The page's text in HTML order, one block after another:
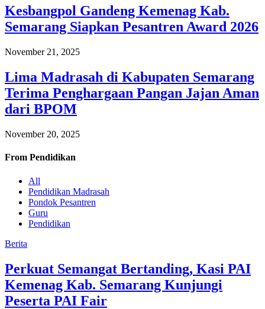
Kesbangpol Gandeng Kemenag Kab.
Semarang Siapkan Pesantren Award 2026
November 21, 2025
Lima Madrasah di Kabupaten Semarang
Terima Penghargaan Pangan Jajan Aman
dari BPOM
November 20, 2025
From Pendidikan
All
Pendidikan Madrasah
Pondok Pesantren
Guru
Pendidikan
Berita
Perkuat Semangat Bertanding, Kasi PAI
Kemenag Kab. Semarang Kunjungi
Peserta PAI Fair